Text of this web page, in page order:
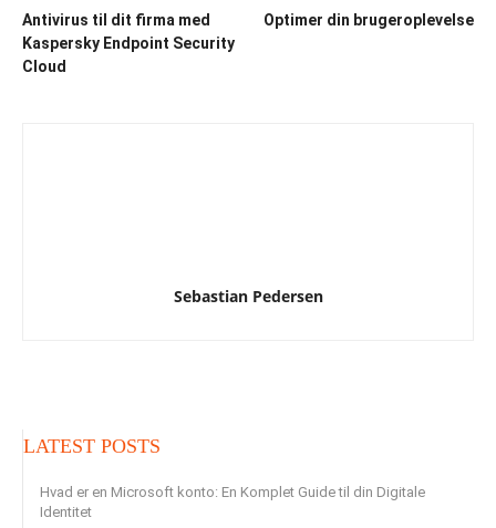
Antivirus til dit firma med
Kaspersky Endpoint Security
Cloud
Optimer din brugeroplevelse
Sebastian Pedersen
LATEST POSTS
Hvad er en Microsoft konto: En Komplet Guide til din Digitale
Identitet